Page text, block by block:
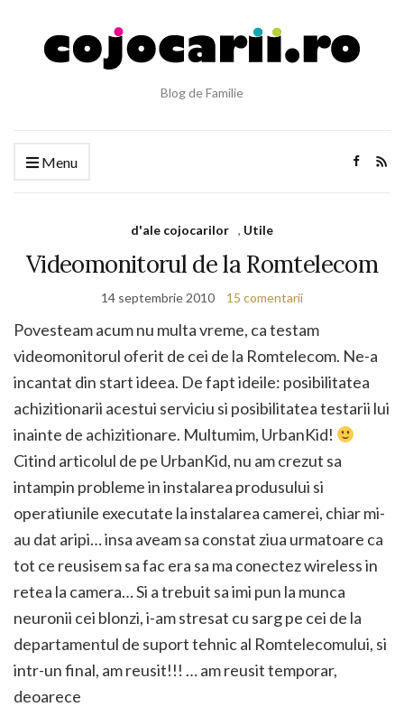
Blog de Familie
Menu
d'ale cojocarilor , Utile
Videomonitorul de la Romtelecom
14 septembrie 2010 15 comentarii
Povesteam acum nu multa vreme, ca testam
videomonitorul oferit de cei de la Romtelecom. Ne-a
incantat din start ideea. De fapt ideile: posibilitatea
achizitionarii acestui serviciu si posibilitatea testarii lui
inainte de achizitionare. Multumim, UrbanKid!
Citind articolul de pe UrbanKid, nu am crezut sa
intampin probleme in instalarea produsului si
operatiunile executate la instalarea camerei, chiar mi-
au dat aripi… insa aveam sa constat ziua urmatoare ca
tot ce reusisem sa fac era sa ma conectez wireless in
retea la camera… Si a trebuit sa imi pun la munca
neuronii cei blonzi, i-am stresat cu sarg pe cei de la
departamentul de suport tehnic al Romtelecomului, si
intr-un final, am reusit!!! … am reusit temporar,
deoarece